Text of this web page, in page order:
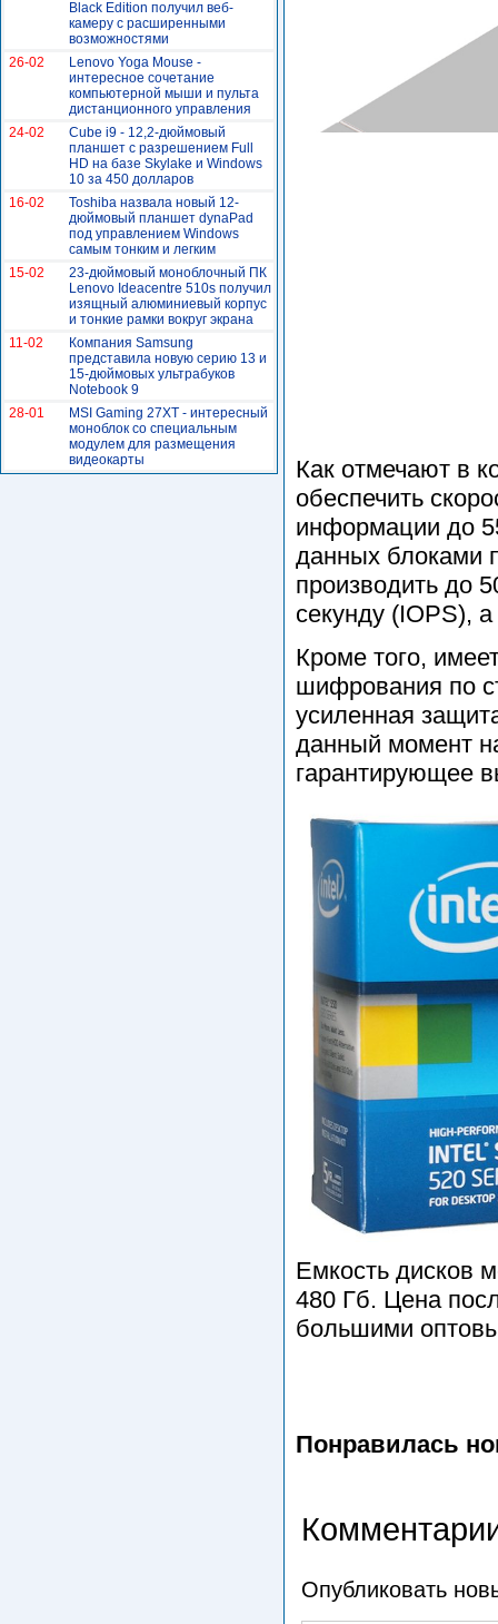
Как отмечают в
обеспечить
информации до
данных блоками
производить до
секунду (IOPS),
Кроме того,
шифрования по
усиленная
данный момент
гарантирующее
Емкость дисков
480 Гб. Цена
большими
Понравилась
Опубликовать
Black Edition получил веб-
камеру с расширенными
возможностями
26-02
Lenovo Yoga Mouse -
интересное сочетание
компьютерной мыши и пульта
дистанционного управления
24-02
Cube i9 - 12,2-дюймовый
планшет с разрешением Full
HD на базе Skylake и Windows
10 за 450 долларов
16-02
Toshiba назвала новый 12-
дюймовый планшет dynaPad
под управлением Windows
самым тонким и легким
15-02
23-дюймовый моноблочный ПК
Lenovo Ideacentre 510s получил
изящный алюминиевый корпус
и тонкие рамки вокруг экрана
11-02
Компания Samsung
представила новую серию 13 и
15-дюймовых ультрабуков
Notebook 9
28-01
MSI Gaming 27XT - интересный
моноблок со специальным
модулем для размещения
видеокарты